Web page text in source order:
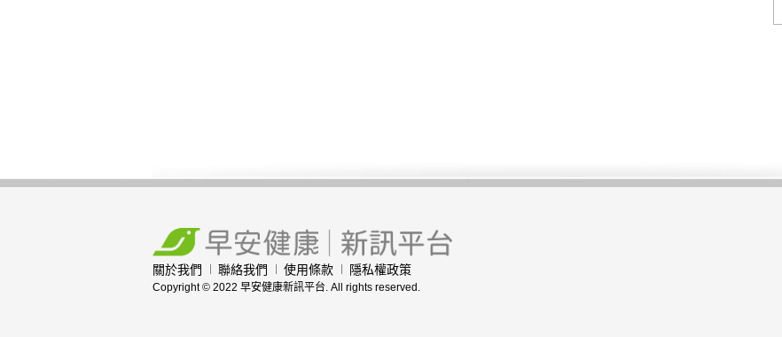
關於我們 聯絡我們 使用條款 隱私權政策
Copyright © 2022 早安健康新訊平台. All rights reserved.